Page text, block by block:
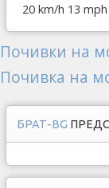
20 km/h 13 mph
Почивки на
Почивка на
БРАТ-BG